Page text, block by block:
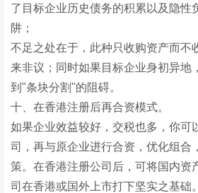
了目标企业历史债务的积累以及隐性
阱；
不足之处在于，此种只收购资产而不
来非议；同时如果目标企业身初异地
到"条块分割"的阻碍。
十、在香港注册后再合资模式。
如果企业效益较好，交税也多，你可
司，再与原企业进行合资，优化组合
策。在香港注册公司后，可将国内资
司在香港或国外上市打下坚实之基础